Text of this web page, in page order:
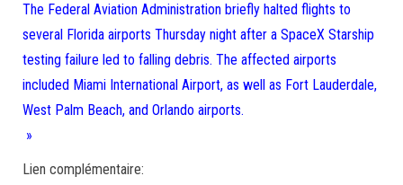
The Federal Aviation Administration briefly halted flights to
several Florida airports Thursday night after a SpaceX Starship
testing failure led to falling debris. The affected airports
included Miami International Airport, as well as Fort Lauderdale,
West Palm Beach, and Orlando airports.
»
Lien complémentaire: